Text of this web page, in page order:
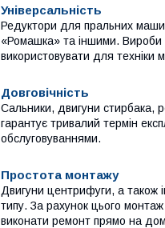
Універсальність
Редуктори для пральних
«Ромашка» та іншими. Вироби
використовувати для техніки
Довговічність
Сальники, двигуни стирбака,
гарантує тривалий термін
обслуговуваннями.
Простота монтажу
Двигуни центрифуги, а також
типу. За рахунок цього
виконати ремонт прямо на